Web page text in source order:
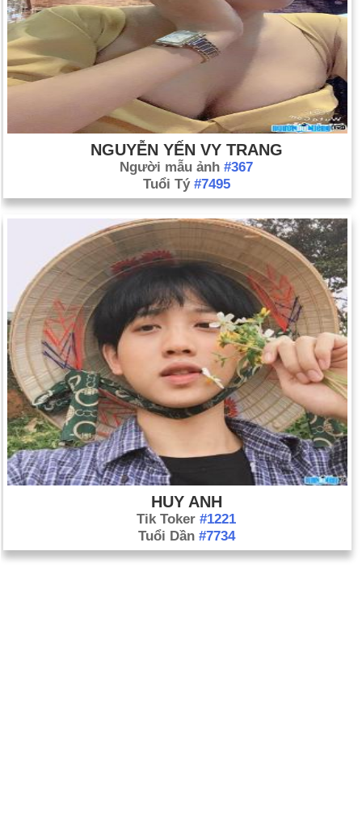
NGUYỄN YẾN VY TRANG
Người mẫu ảnh #367
Tuổi Tý #7495
HUY ANH
Tik Toker #1221
Tuổi Dần #7734